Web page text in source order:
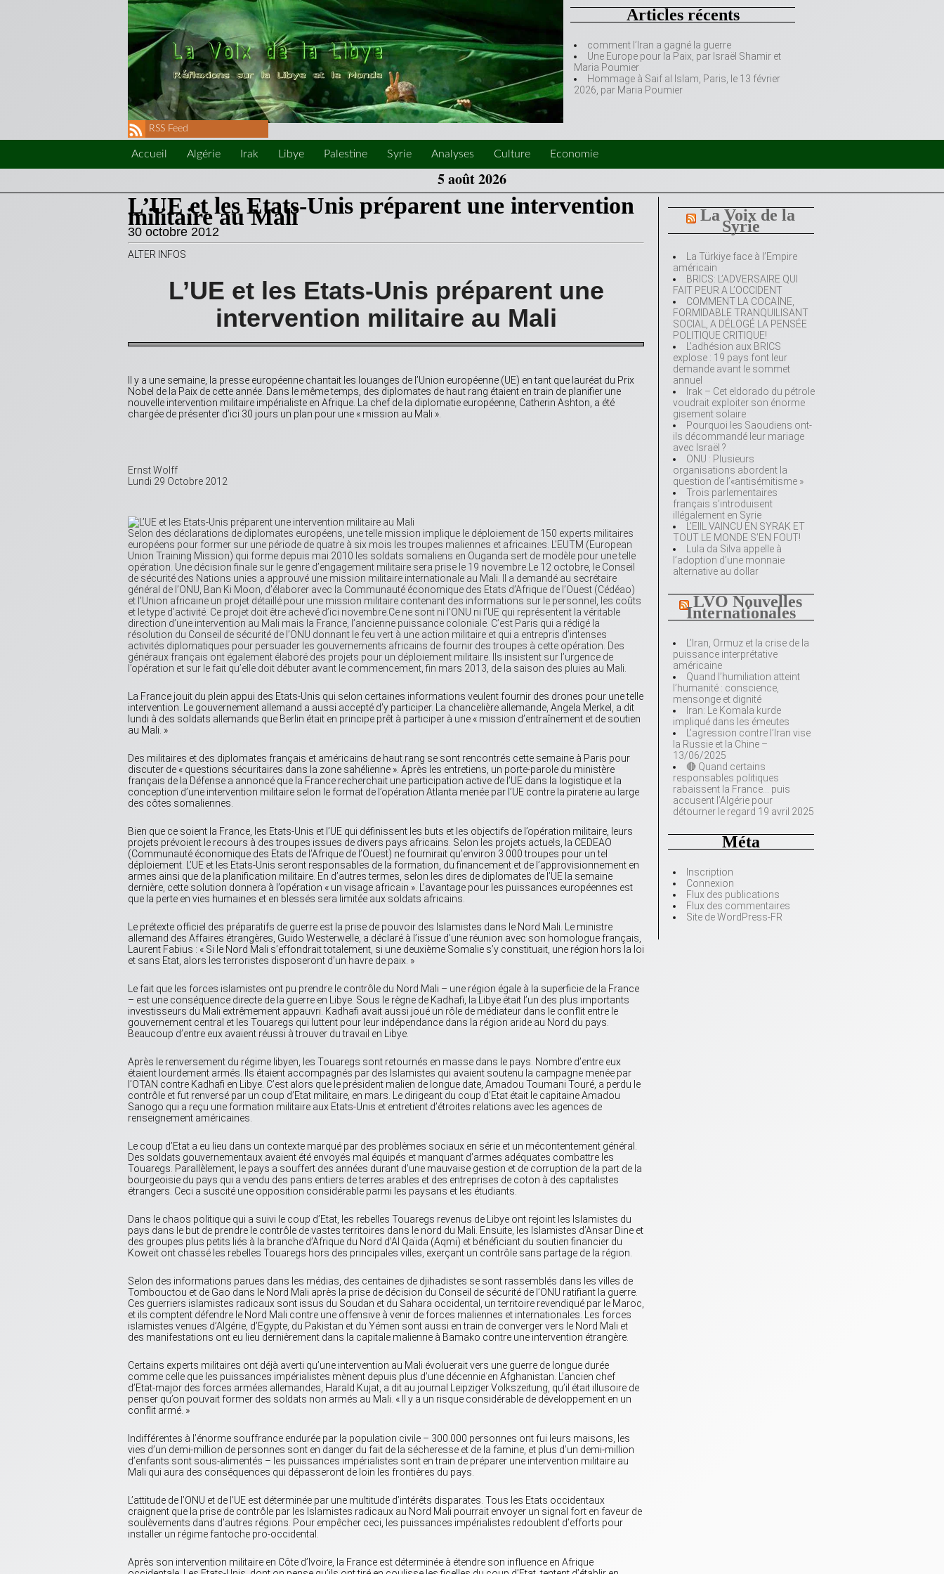
Articles récents
comment l’Iran a gagné la guerre
Une Europe pour la Paix, par Israël Shamir et
Maria Poumier
Hommage à Saif al Islam, Paris, le 13 février
2026, par Maria Poumier
RSS Feed
Accueil Algérie Irak Libye Palestine Syrie Analyses Culture Economie
5 août 2026
La Voix de la
Syrie
La Türkiye face à l’Empire
américain
BRICS: L’ADVERSAIRE QUI
FAIT PEUR A L’OCCIDENT
COMMENT LA COCAÏNE,
FORMIDABLE TRANQUILISANT
SOCIAL, A DÉLOGÉ LA PENSÉE
POLITIQUE CRITIQUE!
L’adhésion aux BRICS
explose : 19 pays font leur
demande avant le sommet
annuel
Irak – Cet eldorado du pétrole
voudrait exploiter son énorme
gisement solaire
Pourquoi les Saoudiens ont-
ils décommandé leur mariage
avec Israël ?
ONU : Plusieurs
organisations abordent la
question de l’«antisémitisme »
Trois parlementaires
français s’introduisent
illégalement en Syrie
L’EIIL VAINCU EN SYRAK ET
TOUT LE MONDE S’EN FOUT!
Lula da Silva appelle à
l’adoption d’une monnaie
alternative au dollar
LVO Nouvelles
Internationales
L’Iran, Ormuz et la crise de la
puissance interprétative
américaine
Quand l’humiliation atteint
l’humanité : conscience,
mensonge et dignité
Iran: Le Komala kurde
impliqué dans les émeutes
L’agression contre l’Iran vise
la Russie et la Chine –
13/06/2025
🔴 Quand certains
responsables politiques
rabaissent la France… puis
accusent l’Algérie pour
détourner le regard 19 avril 2025
Méta
Inscription
Connexion
Flux des publications
Flux des commentaires
Site de WordPress-FR
L’UE et les Etats-Unis préparent une intervention
militaire au Mali
30 octobre 2012
ALTER INFOS
L’UE et les Etats-Unis préparent une
intervention militaire au Mali
Il y a une semaine, la presse européenne chantait les louanges de l’Union européenne (UE) en tant que lauréat du Prix
Nobel de la Paix de cette année. Dans le même temps, des diplomates de haut rang étaient en train de planifier une
nouvelle intervention militaire impérialiste en Afrique. La chef de la diplomatie européenne, Catherin Ashton, a été
chargée de présenter d’ici 30 jours un plan pour une « mission au Mali ».
Ernst Wolff
Lundi 29 Octobre 2012
Selon des déclarations de diplomates européens, une telle mission implique le déploiement de 150 experts militaires
européens pour former sur une période de quatre à six mois les troupes maliennes et africaines. L’EUTM (European
Union Training Mission) qui forme depuis mai 2010 les soldats somaliens en Ouganda sert de modèle pour une telle
opération. Une décision finale sur le genre d’engagement militaire sera prise le 19 novembre.Le 12 octobre, le Conseil
de sécurité des Nations unies a approuvé une mission militaire internationale au Mali. Il a demandé au secrétaire
général de l’ONU, Ban Ki Moon, d’élaborer avec la Communauté économique des Etats d’Afrique de l’Ouest (Cédéao)
et l’Union africaine un projet détaillé pour une mission militaire contenant des informations sur le personnel, les coûts
et le type d’activité. Ce projet doit être achevé d’ici novembre.Ce ne sont ni l’ONU ni l’UE qui représentent la véritable
direction d’une intervention au Mali mais la France, l’ancienne puissance coloniale. C’est Paris qui a rédigé la
résolution du Conseil de sécurité de l’ONU donnant le feu vert à une action militaire et qui a entrepris d’intenses
activités diplomatiques pour persuader les gouvernements africains de fournir des troupes à cette opération. Des
généraux français ont également élaboré des projets pour un déploiement militaire. Ils insistent sur l’urgence de
l’opération et sur le fait qu’elle doit débuter avant le commencement, fin mars 2013, de la saison des pluies au Mali.
La France jouit du plein appui des Etats-Unis qui selon certaines informations veulent fournir des drones pour une telle
intervention. Le gouvernement allemand a aussi accepté d’y participer. La chancelière allemande, Angela Merkel, a dit
lundi à des soldats allemands que Berlin était en principe prêt à participer à une « mission d’entraînement et de soutien
au Mali. »
Des militaires et des diplomates français et américains de haut rang se sont rencontrés cette semaine à Paris pour
discuter de « questions sécuritaires dans la zone sahélienne ». Après les entretiens, un porte-parole du ministère
français de la Défense a annoncé que la France recherchait une participation active de l’UE dans la logistique et la
conception d’une intervention militaire selon le format de l’opération Atlanta menée par l’UE contre la piraterie au large
des côtes somaliennes.
Bien que ce soient la France, les Etats-Unis et l’UE qui définissent les buts et les objectifs de l’opération militaire, leurs
projets prévoient le recours à des troupes issues de divers pays africains. Selon les projets actuels, la CEDEAO
(Communauté économique des Etats de l’Afrique de l’Ouest) ne fournirait qu’environ 3.000 troupes pour un tel
déploiement. L’UE et les Etats-Unis seront responsables de la formation, du financement et de l’approvisionnement en
armes ainsi que de la planification militaire. En d’autres termes, selon les dires de diplomates de l’UE la semaine
dernière, cette solution donnera à l’opération « un visage africain ». L’avantage pour les puissances européennes est
que la perte en vies humaines et en blessés sera limitée aux soldats africains.
Le prétexte officiel des préparatifs de guerre est la prise de pouvoir des Islamistes dans le Nord Mali. Le ministre
allemand des Affaires étrangères, Guido Westerwelle, a déclaré à l’issue d’une réunion avec son homologue français,
Laurent Fabius : « Si le Nord Mali s’effondrait totalement, si une deuxième Somalie s’y constituait, une région hors la loi
et sans Etat, alors les terroristes disposeront d’un havre de paix. »
Le fait que les forces islamistes ont pu prendre le contrôle du Nord Mali – une région égale à la superficie de la France
– est une conséquence directe de la guerre en Libye. Sous le règne de Kadhafi, la Libye était l’un des plus importants
investisseurs du Mali extrêmement appauvri. Kadhafi avait aussi joué un rôle de médiateur dans le conflit entre le
gouvernement central et les Touaregs qui luttent pour leur indépendance dans la région aride au Nord du pays.
Beaucoup d’entre eux avaient réussi à trouver du travail en Libye.
Après le renversement du régime libyen, les Touaregs sont retournés en masse dans le pays. Nombre d’entre eux
étaient lourdement armés. Ils étaient accompagnés par des Islamistes qui avaient soutenu la campagne menée par
l’OTAN contre Kadhafi en Libye. C’est alors que le président malien de longue date, Amadou Toumani Touré, a perdu le
contrôle et fut renversé par un coup d’Etat militaire, en mars. Le dirigeant du coup d’Etat était le capitaine Amadou
Sanogo qui a reçu une formation militaire aux Etats-Unis et entretient d’étroites relations avec les agences de
renseignement américaines.
Le coup d’Etat a eu lieu dans un contexte marqué par des problèmes sociaux en série et un mécontentement général.
Des soldats gouvernementaux avaient été envoyés mal équipés et manquant d’armes adéquates combattre les
Touaregs. Parallèlement, le pays a souffert des années durant d’une mauvaise gestion et de corruption de la part de la
bourgeoisie du pays qui a vendu des pans entiers de terres arables et des entreprises de coton à des capitalistes
étrangers. Ceci a suscité une opposition considérable parmi les paysans et les étudiants.
Dans le chaos politique qui a suivi le coup d’Etat, les rebelles Touaregs revenus de Libye ont rejoint les Islamistes du
pays dans le but de prendre le contrôle de vastes territoires dans le nord du Mali. Ensuite, les Islamistes d’Ansar Dine et
des groupes plus petits liés à la branche d’Afrique du Nord d’Al Qaïda (Aqmi) et bénéficiant du soutien financier du
Koweït ont chassé les rebelles Touaregs hors des principales villes, exerçant un contrôle sans partage de la région.
Selon des informations parues dans les médias, des centaines de djihadistes se sont rassemblés dans les villes de
Tombouctou et de Gao dans le Nord Mali après la prise de décision du Conseil de sécurité de l’ONU ratifiant la guerre.
Ces guerriers islamistes radicaux sont issus du Soudan et du Sahara occidental, un territoire revendiqué par le Maroc,
et ils comptent défendre le Nord Mali contre une offensive à venir de forces maliennes et internationales. Les forces
islamistes venues d’Algérie, d’Egypte, du Pakistan et du Yémen sont aussi en train de converger vers le Nord Mali et
des manifestations ont eu lieu dernièrement dans la capitale malienne à Bamako contre une intervention étrangère.
Certains experts militaires ont déjà averti qu’une intervention au Mali évoluerait vers une guerre de longue durée
comme celle que les puissances impérialistes mènent depuis plus d’une décennie en Afghanistan. L’ancien chef
d’Etat-major des forces armées allemandes, Harald Kujat, a dit au journal Leipziger Volkszeitung, qu’il était illusoire de
penser qu’on pouvait former des soldats non armés au Mali. « Il y a un risque considérable de développement en un
conflit armé. »
Indifférentes à l’énorme souffrance endurée par la population civile – 300.000 personnes ont fui leurs maisons, les
vies d’un demi-million de personnes sont en danger du fait de la sécheresse et de la famine, et plus d’un demi-million
d’enfants sont sous-alimentés – les puissances impérialistes sont en train de préparer une intervention militaire au
Mali qui aura des conséquences qui dépasseront de loin les frontières du pays.
L’attitude de l’ONU et de l’UE est déterminée par une multitude d’intérêts disparates. Tous les Etats occidentaux
craignent que la prise de contrôle par les Islamistes radicaux au Nord Mali pourrait envoyer un signal fort en faveur de
soulèvements dans d’autres régions. Pour empêcher ceci, les puissances impérialistes redoublent d’efforts pour
installer un régime fantoche pro-occidental.
Après son intervention militaire en Côte d’Ivoire, la France est déterminée à étendre son influence en Afrique